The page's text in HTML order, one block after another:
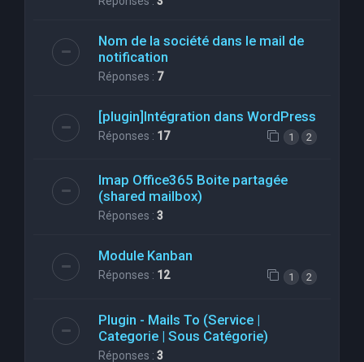
Nom de la société dans le mail de
notification
Réponses : 7
[plugin]Intégration dans WordPress
Réponses : 17 1 2
Imap Office365 Boite partagée
(shared mailbox)
Réponses : 3
Module Kanban
Réponses : 12 1 2
Plugin - Mails To (Service |
Categorie | Sous Catégorie)
Réponses : 3